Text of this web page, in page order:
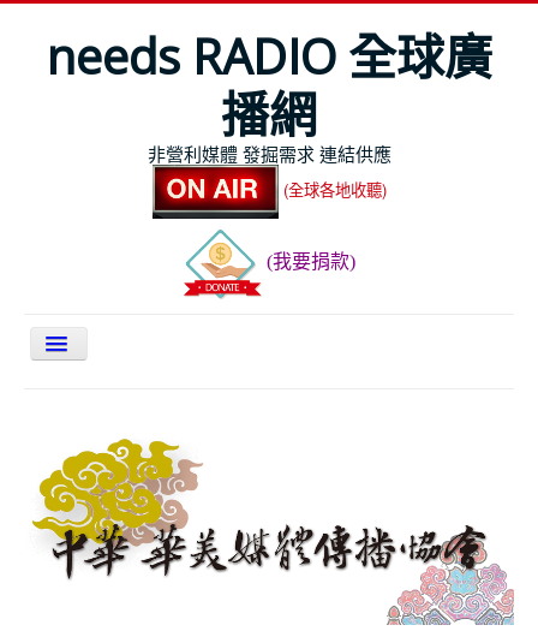
needs RADIO 全球廣
播網
非營利媒體 發掘需求 連結供應
(全球各地收聽)
(我要捐款)
今日最新
節目表
全球Live收聽
needs 專欄